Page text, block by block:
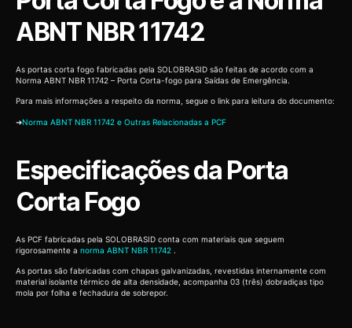
ABNT NBR 11742
As portas corta fogo fabricadas pela SOLOBRASID são feitas de acordo com a
Norma ABNT NBR 11742 – Porta Corta-fogo para Saídas de Emergência.
Para mais informações a respeito da norma, segue o link para leitura do documento:
➜Norma ABNT NBR 11742 e Outras Relacionadas a PCF
Especificações da Porta
Corta Fogo
As PCF fabricadas pela SOLOBRASID conta com materiais que seguem
rigorosamente a norma ABNT NBR 11742 .
As portas são fabricadas com chapas galvanizadas, revestidas internamente com
material isolante térmico de alta densidade, acompanha 03 (três) dobradiças tipo
mola por folha e fechadura de sobrepor.